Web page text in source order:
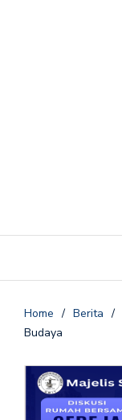
Home / Berita /
Budaya